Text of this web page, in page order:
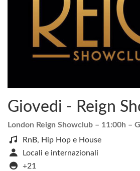
Giovedi - Reign
London Reign Showclub – 11:00h –
RnB, Hip Hop e House
Locali e internazionali
+21